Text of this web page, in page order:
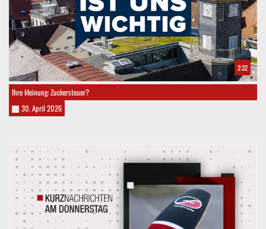
2:32
Ihre Meinung: Zuckersteuer?
30. April 2026